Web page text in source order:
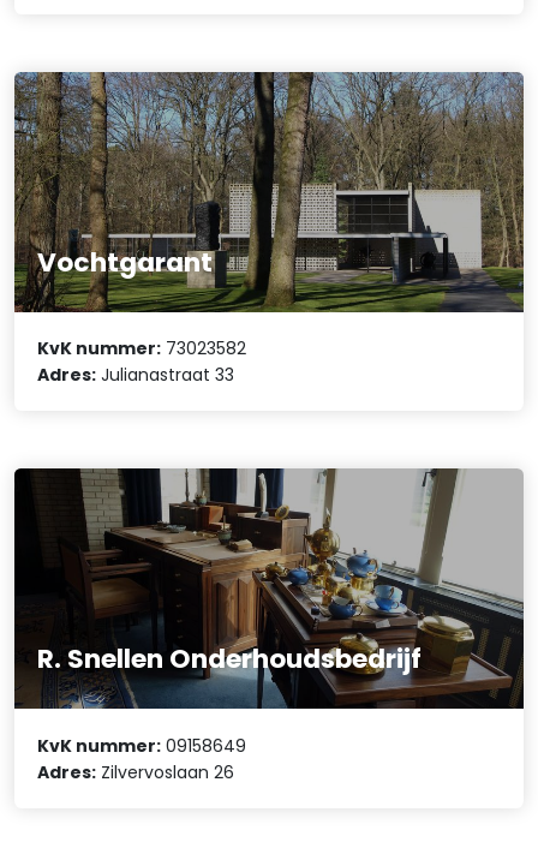
Vochtgarant
KvK nummer: 73023582
Adres: Julianastraat 33
R. Snellen Onderhoudsbedrijf
KvK nummer: 09158649
Adres: Zilvervoslaan 26